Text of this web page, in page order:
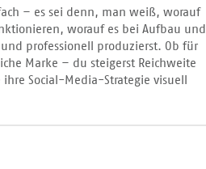
– es sei denn, man weiß, worauf
worauf es bei Aufbau und
professionell produzierst. Ob für
Marke – du steigerst Reichweite
Social-Media-Strategie visuell